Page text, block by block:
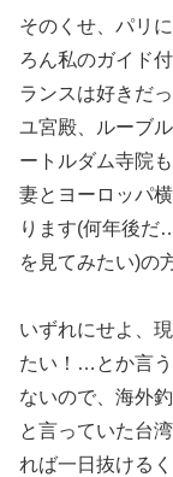
そのくせ、パリ
ろん私のガイド
ランスは好きだ
ユ宮殿、ルーブ
ートルダム寺院
妻とヨーロッパ
ります(何年後だ
を見てみたい)の
いずれにせよ、
たい！…とか言
ないので、海外
と言っていた台
れば一日抜ける